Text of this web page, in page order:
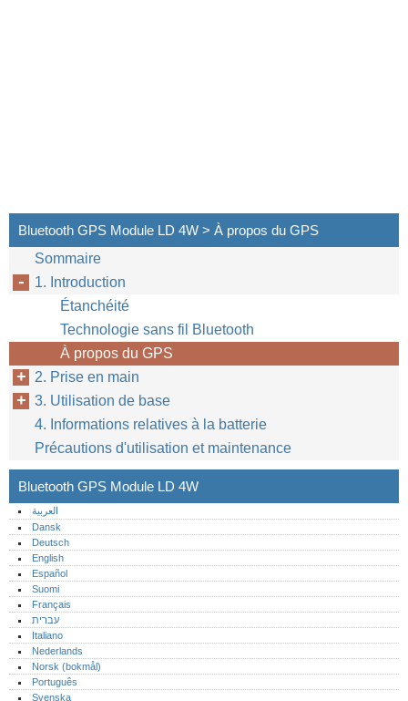
Bluetooth GPS Module LD 4W > À propos du GPS
Sommaire
1. Introduction
Étanchéité
Technologie sans fil Bluetooth
À propos du GPS
2. Prise en main
3. Utilisation de base
4. Informations relatives à la batterie
Précautions d'utilisation et maintenance
Bluetooth GPS Module LD 4W
العربية
Dansk
Deutsch
English
Español
Suomi
Français
עברית
Italiano
Nederlands
Norsk (bokmål)‎
Português‎
Svenska